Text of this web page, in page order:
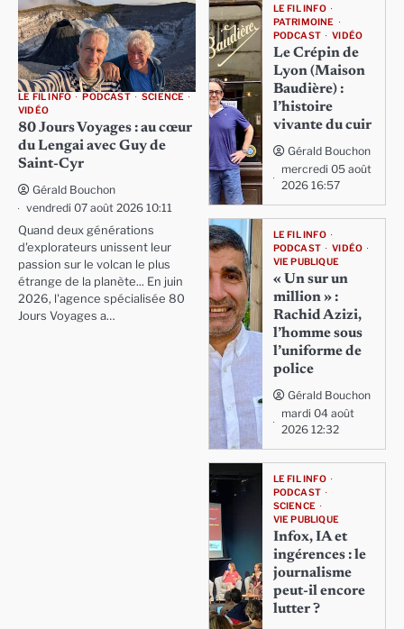
LE FIL INFO PODCAST
SCIENCE
VIDÉO
80 Jours Voyages : au cœur
du Lengai avec Guy de
Saint-Cyr
Gérald Bouchon
vendredi 07 août 2026 10:11
Quand deux générations
d'explorateurs unissent leur
passion sur le volcan le plus
étrange de la planète... En juin
2026, l'agence spécialisée 80
Jours Voyages a…
LE FIL INFO
PATRIMOINE
PODCAST
VIDÉO
Le Crépin de
Lyon (Maison
Baudière) :
l’histoire
vivante du cuir
Gérald Bouchon
mercredi 05 août
2026 16:57
LE FIL INFO
PODCAST
VIDÉO
VIE PUBLIQUE
« Un sur un
million » :
Rachid Azizi,
l’homme sous
l’uniforme de
police
Gérald Bouchon
mardi 04 août
2026 12:32
LE FIL INFO
PODCAST
SCIENCE
VIE PUBLIQUE
Infox, IA et
ingérences : le
journalisme
peut-il encore
lutter ?